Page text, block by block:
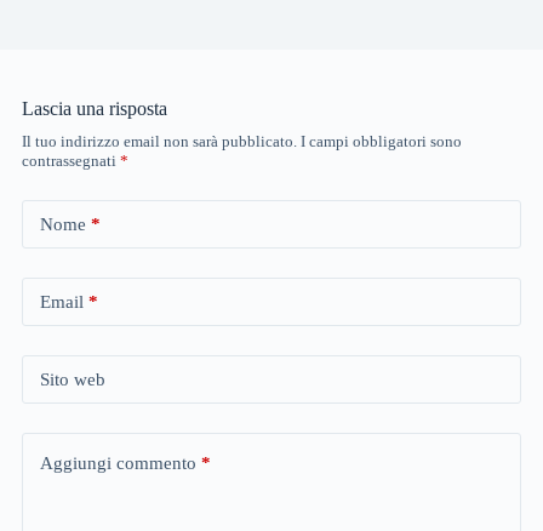
Lascia una risposta
Il tuo indirizzo email non sarà pubblicato. I campi obbligatori sono
contrassegnati *
Nome *
Email *
Sito web
Aggiungi commento *